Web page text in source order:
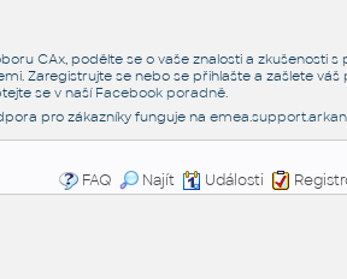
CAx, podělte se o vaše znalosti a zkušenosti
Zaregistrujte se nebo se přihlašte a zašlete
se v naší Facebook poradně.
pro zákazníky funguje na
FAQ
Najít Události